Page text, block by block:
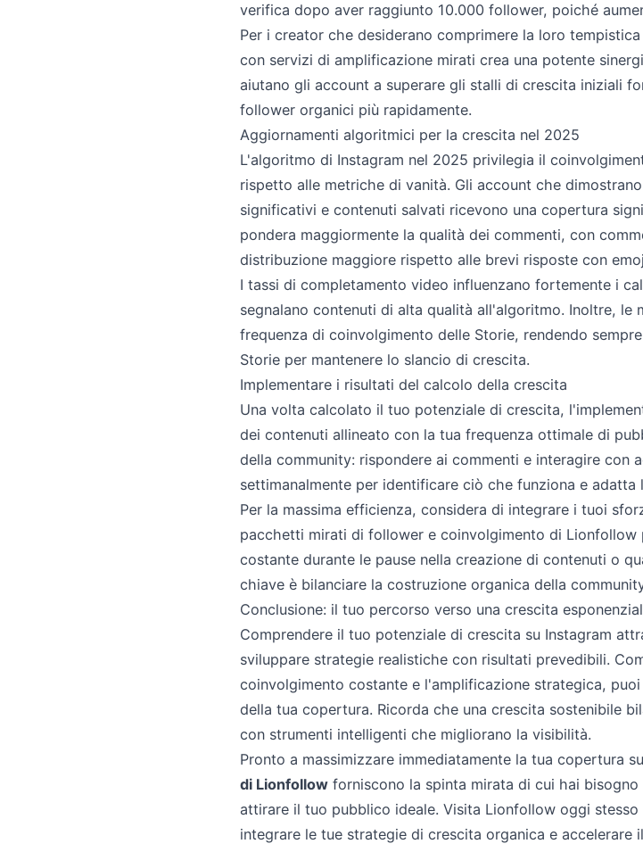
verifica dopo aver raggiunto 10.000 follower, poiché
Per i creator che desiderano comprimere la loro
con servizi di amplificazione mirati crea una potente
aiutano gli account a superare gli stalli di crescita iniziali
follower organici più rapidamente.
Aggiornamenti algoritmici per la crescita nel 2025
L'algoritmo di Instagram nel 2025 privilegia il
rispetto alle metriche di vanità. Gli account che
significativi e contenuti salvati ricevono una copertura
pondera maggiormente la qualità dei commenti, con
distribuzione maggiore rispetto alle brevi risposte con
I tassi di completamento video influenzano fortemente i
segnalano contenuti di alta qualità all'algoritmo. Inoltre, le
frequenza di coinvolgimento delle Storie, rendendo
Storie per mantenere lo slancio di crescita.
Implementare i risultati del calcolo della crescita
Una volta calcolato il tuo potenziale di crescita,
dei contenuti allineato con la tua frequenza ottimale di
della community: rispondere ai commenti e interagire con
settimanalmente per identificare ciò che funziona e adatta
Per la massima efficienza, considera di integrare i tuoi
pacchetti mirati di follower e coinvolgimento di Lionfollow
costante durante le pause nella creazione di contenuti o
chiave è bilanciare la costruzione organica della
Conclusione: il tuo percorso verso una crescita
Comprendere il tuo potenziale di crescita su Instagram
sviluppare strategie realistiche con risultati prevedibili.
coinvolgimento costante e l'amplificazione strategica,
della tua copertura. Ricorda che una crescita sostenibile
con strumenti intelligenti che migliorano la visibilità.
Pronto a massimizzare immediatamente la tua copertura
di Lionfollowforniscono la spinta mirata di cui hai
attirare il tuo pubblico ideale. Visita Lionfollow oggi
integrare le tue strategie di crescita organica e accelerare